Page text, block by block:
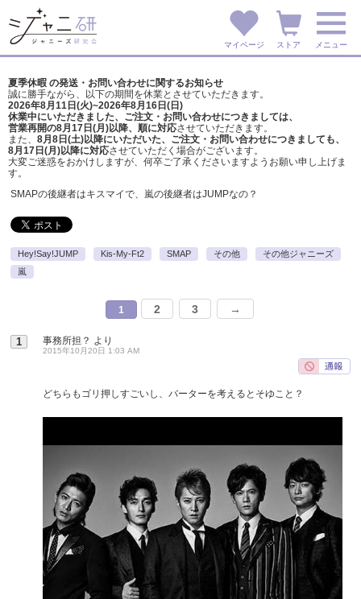
マイページ ストア メニュー
夏季休暇 の発送・お問い合わせに関するお知らせ
誠に勝手ながら、以下の期間を休業とさせていただきます。
2026年8月11日(火)~2026年8月16日(日)
休業中にいただきました、ご注文・お問い合わせにつきましては、
営業再開の8月17日(月)以降、順に対応させていただきます。
また、 8月8日(土)以降にいただいた、ご注文・ お問い合わせにつきましても、
8月17日(月)以降に対応させていただく場合がございます。
大変ご迷惑をおかけしますが、 何卒ご了承くださいますようお願い申し上げま
す。
SMAPの後継者はキスマイで、嵐の後継者はJUMPなの？
Hey!Say!JUMP Kis-My-Ft2 SMAP その他
その他ジャニーズ
嵐
1 2 3 →
1 事務所担？ より
2015年10月20日 1:03 AM
どちらもゴリ押しすごいし、バーターを考えるとそゆこと？